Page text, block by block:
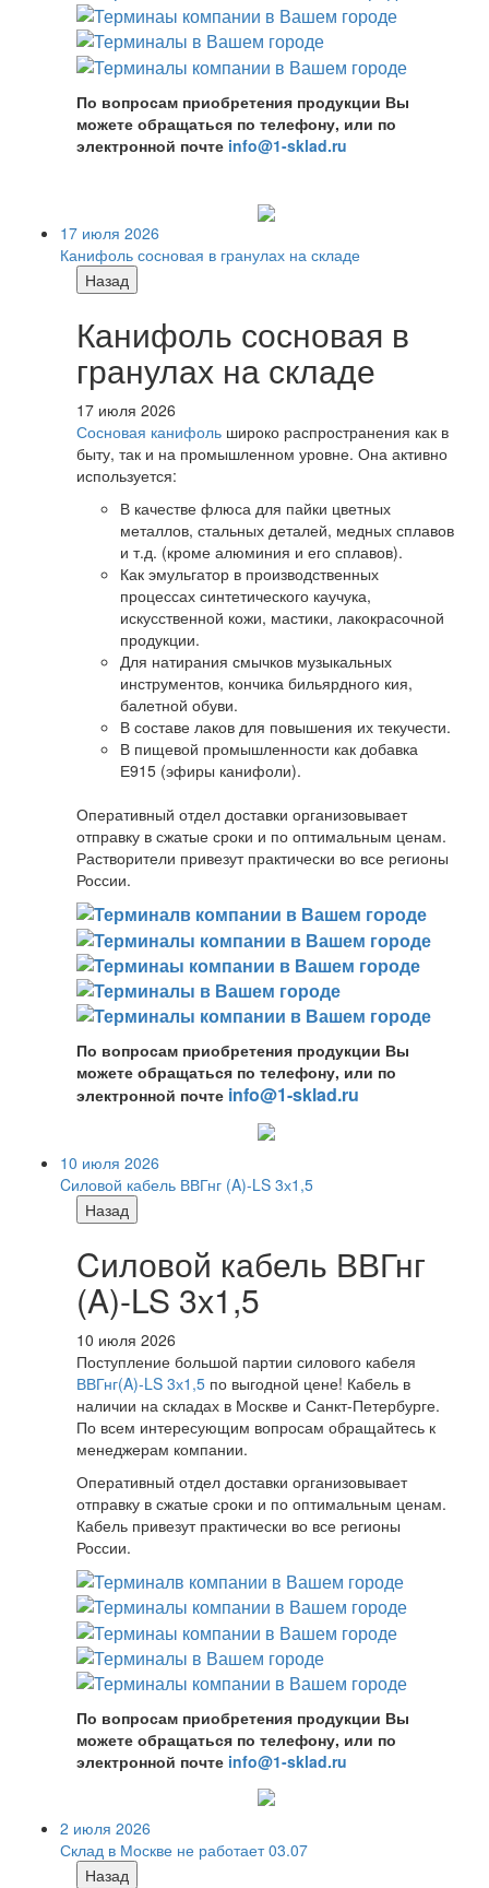
По вопросам приобретения продукции Вы
можете обращаться по телефону, или по
электронной почте info@1-sklad.ru
17 июля 2026
Канифоль сосновая в гранулах на складе
Назад
Канифоль сосновая в
гранулах на складе
17 июля 2026
Сосновая канифоль широко распространения как в
быту, так и на промышленном уровне. Она активно
используется:
В качестве флюса для пайки цветных
металлов, стальных деталей, медных сплавов
и т.д. (кроме алюминия и его сплавов).
Как эмульгатор в производственных
процессах синтетического каучука,
искусственной кожи, мастики, лакокрасочной
продукции.
Для натирания смычков музыкальных
инструментов, кончика бильярдного кия,
балетной обуви.
В составе лаков для повышения их текучести.
В пищевой промышленности как добавка
Е915 (эфиры канифоли).
Оперативный отдел доставки организовывает
отправку в сжатые сроки и по оптимальным ценам.
Растворители привезут практически во все регионы
России.
По вопросам приобретения продукции Вы
можете обращаться по телефону, или по
электронной почте info@1-sklad.ru
10 июля 2026
Cиловой кабель ВВГнг (A)-LS 3х1,5
Назад
Cиловой кабель ВВГнг
(A)-LS 3х1,5
10 июля 2026
Поступление большой партии силового кабеля
ВВГнг(A)-LS 3х1,5 по выгодной цене! Кабель в
наличии на складах в Москве и Санкт-Петербурге.
По всем интересующим вопросам обращайтесь к
менеджерам компании.
Оперативный отдел доставки организовывает
отправку в сжатые сроки и по оптимальным ценам.
Кабель привезут практически во все регионы
России.
По вопросам приобретения продукции Вы
можете обращаться по телефону, или по
электронной почте info@1-sklad.ru
2 июля 2026
Склад в Москве не работает 03.07
Назад